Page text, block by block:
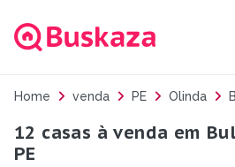
Home venda PE Olinda
12 casas à venda em
PE